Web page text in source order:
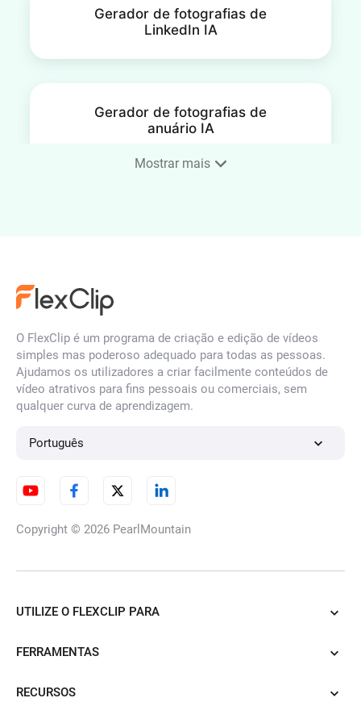
Gerador de fotografias de
LinkedIn IA
Gerador de fotografias de
anuário IA
Gerador de fotografias de
Gerador de fotografias de
com IA
Gerador de Fotos de Perfil
Bumble
Mostrar mais
O FlexClip é um programa de criação e edição de vídeos
simples mas poderoso adequado para todas as pessoas.
Ajudamos os utilizadores a criar facilmente conteúdos de
vídeo atrativos para fins pessoais ou comerciais, sem
qualquer curva de aprendizagem.
Português
Copyright © 2026 PearlMountain
UTILIZE O FLEXCLIP PARA
FERRAMENTAS
RECURSOS